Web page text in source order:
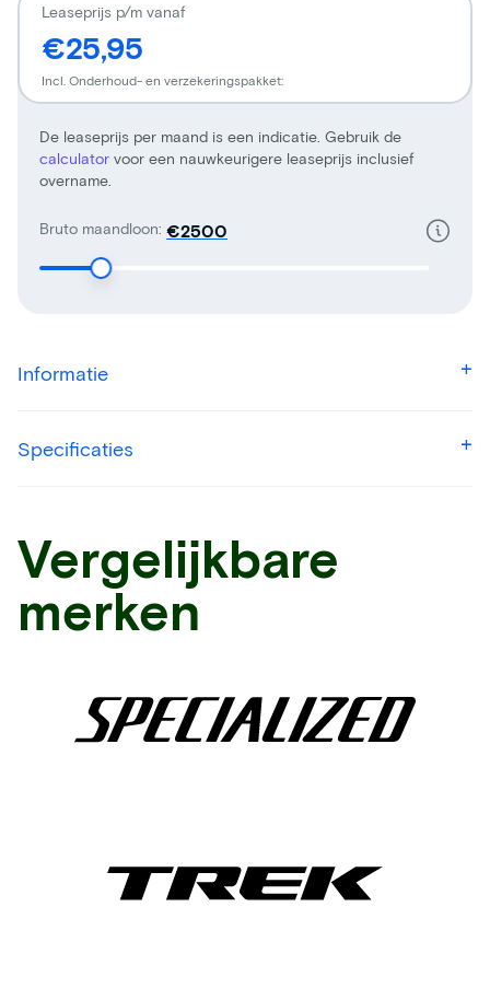
Bruto maandloon: €
De leaseprijs per maand is een indicatie. Gebruik de
calculator voor een nauwkeurigere leaseprijs inclusief
overname.
Leaseprijs p/m vanaf
€25,95
Incl. Onderhoud- en verzekeringspakket:
Informatie
Specificaties
Vergelijkbare
merken